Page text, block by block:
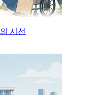
시선